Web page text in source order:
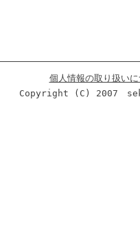
個人情報の取り扱い
Copyright (C) 2007